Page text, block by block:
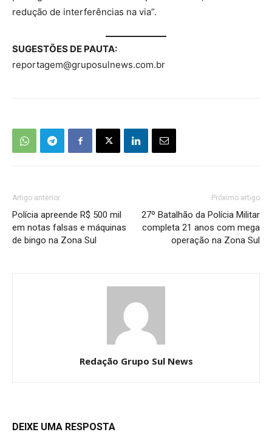
redução de interferências na via”.
SUGESTÕES DE PAUTA:
reportagem@gruposulnews.com.br
Artigo anterior
Polícia apreende R$ 500 mil
em notas falsas e máquinas
de bingo na Zona Sul
Próximo artigo
27º Batalhão da Polícia Militar
completa 21 anos com mega
operação na Zona Sul
Redação Grupo Sul News
DEIXE UMA RESPOSTA